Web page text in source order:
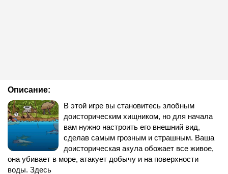
Описание:
В этой игре вы становитесь злобным
доисторическим хищником, но для начала
вам нужно настроить его внешний вид,
сделав самым грозным и страшным. Ваша
доисторическая акула обожает все живое,
она убивает в море, атакует добычу и на поверхности
воды. Здесь